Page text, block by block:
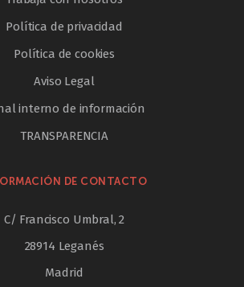
Política de privacidad
Política de cookies
Aviso Legal
interno de información
TRANSPARENCIA
DE CONTACTO
C/ Francisco Umbral, 2
28914 Leganés
Madrid